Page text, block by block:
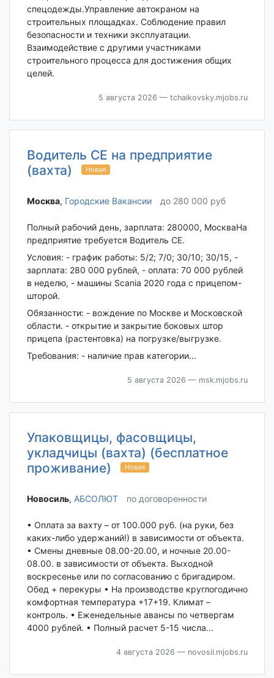
спецодежды.Управление автокраном на
строительных площадках. Соблюдение правил
безопасности и техники эксплуатации.
Взаимодействие с другими участниками
строительного процесса для достижения общих
целей.
5 августа 2026 — tchaikovsky.mjobs.ru
Водитель СЕ на предприятие
(вахта)
Новая
Москва‎, Городские Вакансии до 280 000 руб
Полный рабочий день, зарплата: 280000, МоскваНа
предприятие требуется Водитель СЕ.
Условия: - график работы: 5/2; 7/0; 30/10; 30/15, -
зарплата: 280 000 рублей, - оплата: 70 000 рублей
в неделю, - машины Scania 2020 года с прицепом-
шторой.
Обязанности: - вождение по Москве и Московской
области. - открытие и закрытие боковых штор
прицепа (растентовка) на погрузке/выгрузке.
Требования: - наличие прав категории...
5 августа 2026 — msk.mjobs.ru
Упаковщицы, фасовщицы,
укладчицы (вахта) (бесплатное
проживание)
Новая
Новосиль‎, АБСОЛЮТ по договоренности
• Оплата за вахту – от 100.000 руб. (на руки, без
каких-либо удержаний!) в зависимости от объекта.
• Смены дневные 08.00-20.00, и ночные 20.00-
08.00. в зависимости от объекта. Выходной
воскресенье или по согласованию с бригадиром.
Обед + перекуры • На производстве круглогодично
комфортная температура +17+19. Климат –
контроль. • Еженедельные авансы по четвергам
4000 рублей. • Полный расчет 5-15 числа...
4 августа 2026 — novosil.mjobs.ru